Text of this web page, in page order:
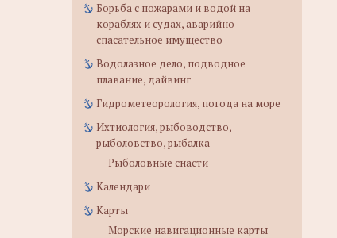
Борьба с пожарами и водой на
кораблях и судах, аварийно-
спасательное имущество
Водолазное дело, подводное
плавание, дайвинг
Гидрометеорология, погода на море
Ихтиология, рыбоводство,
рыболовство, рыбалка
Рыболовные снасти
Календари
Карты
Морские навигационные карты